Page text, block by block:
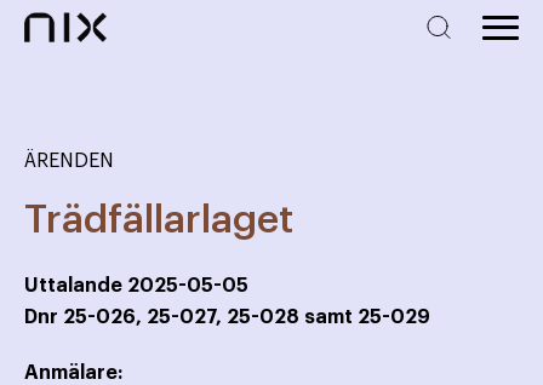
ÄRENDEN
Trädfällarlaget
Uttalande 2025-05-05
Dnr 25-026, 25-027, 25-028 samt 25-029
Anmälare: